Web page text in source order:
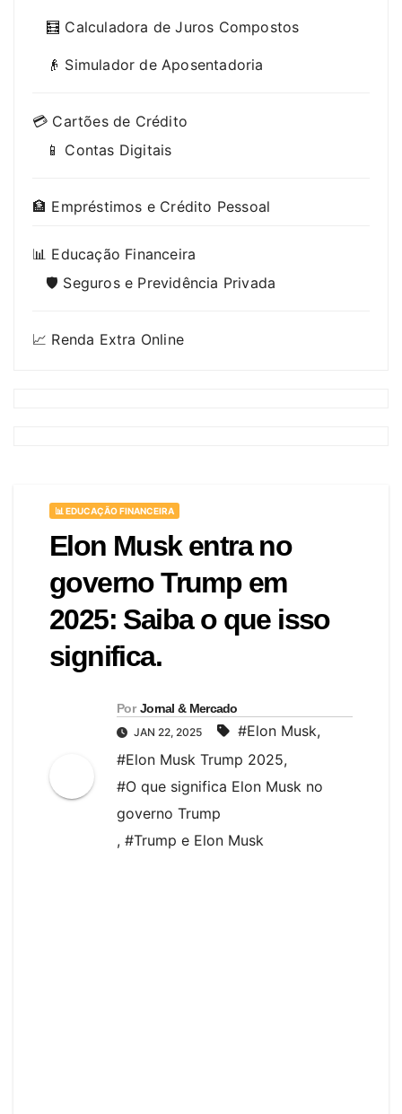
🧮 Calculadora de Juros Compostos
👴 Simulador de Aposentadoria
💳 Cartões de Crédito
📱 Contas Digitais
🏦 Empréstimos e Crédito Pessoal
📊 Educação Financeira
🛡️ Seguros e Previdência Privada
📈 Renda Extra Online
📊 EDUCAÇÃO FINANCEIRA
Elon Musk entra no
governo Trump em
2025: Saiba o que isso
significa.
Por Jornal & Mercado
JAN 22, 2025 #Elon Musk,
#Elon Musk Trump 2025,
#O que significa Elon Musk no
governo Trump
, #Trump e Elon Musk